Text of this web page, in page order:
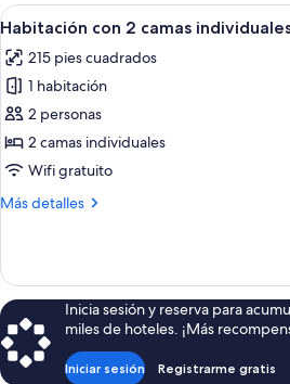
Terraza
Abrir
todas
las
fotos
de
Habitación
con
camas
Un
2
Habitación con 2 camas
215 pies cuadrados
1 habitación
2 personas
2 camas individuales
Wifi gratuito
Más detalles
Más
con
2
camas
individuales
Inicia sesión y reserva para
miles de hoteles. ¡Más
Iniciar sesión Registrarme gratis